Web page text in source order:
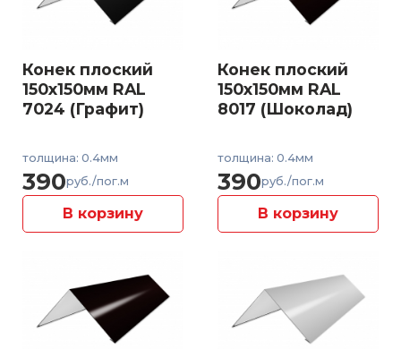
Конек плоский
150x150мм RAL
7024 (Графит)
толщина: 0.4мм
390руб./пог.м
В корзину
Конек плоский
150x150мм RAL
8017 (Шоколад)
толщина: 0.4мм
390руб./пог.м
В корзину